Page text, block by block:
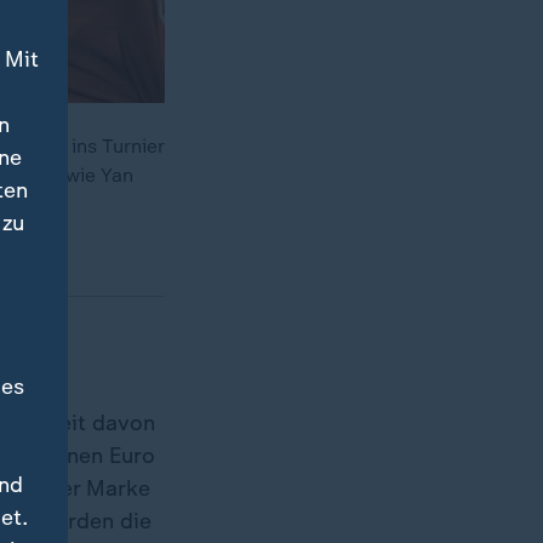
ins Turnier
wie Yan
Zeit davon
Millionen Euro
der Marke
würden die
Mit